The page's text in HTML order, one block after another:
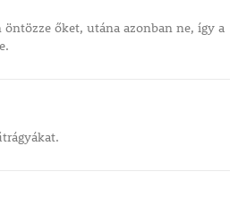
őket, utána azonban ne, így a